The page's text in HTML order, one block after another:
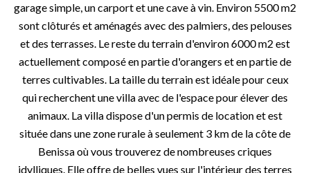
garage simple, un carport et une cave à vin. Environ 5500 m2
sont clôturés et aménagés avec des palmiers, des pelouses
et des terrasses. Le reste du terrain d'environ 6000 m2 est
actuellement composé en partie d'orangers et en partie de
terres cultivables. La taille du terrain est idéale pour ceux
qui recherchent une villa avec de l'espace pour élever des
animaux. La villa dispose d'un permis de location et est
située dans une zone rurale à seulement 3 km de la côte de
Benissa où vous trouverez de nombreuses criques
idylliques. Elle offre de belles vues sur l'intérieur des terres